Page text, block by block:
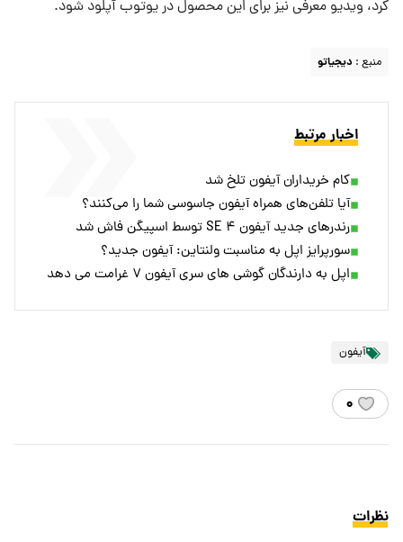
کرد، ویدیو معرفی نیز برای این محصول در یوتوب آپلود شود.
منبع : دیجیاتو
اخبار مرتبط
کام خریداران آیفون تلخ شد
آیا تلفن‌های همراه آیفون جاسوسی شما را می‌کنند؟
رندرهای جدید آیفون SE ۴ توسط اسپیگن فاش شد
سورپرایز اپل به مناسبت ولنتاین: آیفون جدید؟
اپل به دارندگان گوشی های سری آیفون ۷ غرامت می دهد
آیفون
۰
نظرات